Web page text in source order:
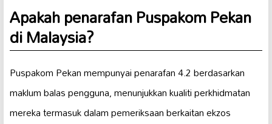
Apakah penarafan Puspakom Pekan
di Malaysia?
Puspakom Pekan mempunyai penarafan 4.2 berdasarkan
maklum balas pengguna, menunjukkan kualiti perkhidmatan
mereka termasuk dalam pemeriksaan berkaitan ekzos